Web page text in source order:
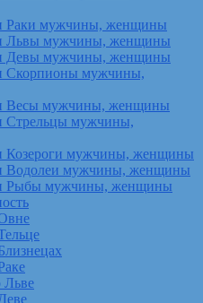
Раки мужчины, женщины
Львы мужчины, женщины
Девы мужчины, женщины
Скорпионы мужчины,
Весы мужчины, женщины
Стрельцы мужчины,
Козероги мужчины, женщины
Водолеи мужчины, женщины
Рыбы мужчины, женщины
Льве